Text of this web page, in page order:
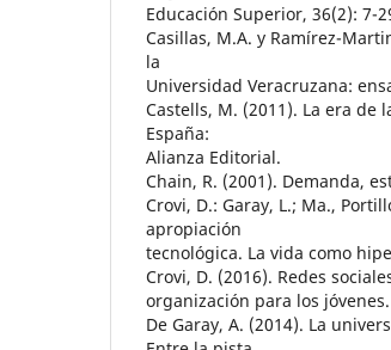
Educación Superior, 36(2): 7-
Casillas, M.A. y Ramírez-
la
Universidad Veracruzana:
Castells, M. (2011). La era de
España:
Alianza Editorial.
Chain, R. (2001). Demanda,
Crovi, D.: Garay, L.; Ma.,
apropiación
tecnológica. La vida como
Crovi, D. (2016). Redes
organización para los
De Garay, A. (2014). La